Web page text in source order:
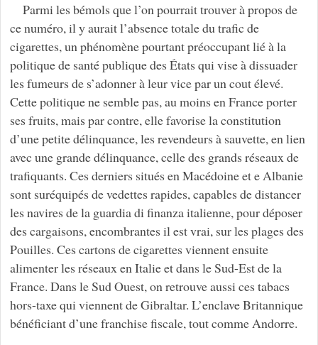
Parmi les bémols que l’on pourrait trouver à propos de
ce numéro, il y aurait l’absence totale du trafic de
cigarettes, un phénomène pourtant préoccupant lié à la
politique de santé publique des États qui vise à dissuader
les fumeurs de s’adonner à leur vice par un cout élevé.
Cette politique ne semble pas, au moins en France porter
ses fruits, mais par contre, elle favorise la constitution
d’une petite délinquance, les revendeurs à sauvette, en lien
avec une grande délinquance, celle des grands réseaux de
trafiquants. Ces derniers situés en Macédoine et e Albanie
sont suréquipés de vedettes rapides, capables de distancer
les navires de la guardia di finanza italienne, pour déposer
des cargaisons, encombrantes il est vrai, sur les plages des
Pouilles. Ces cartons de cigarettes viennent ensuite
alimenter les réseaux en Italie et dans le Sud-Est de la
France. Dans le Sud Ouest, on retrouve aussi ces tabacs
hors-taxe qui viennent de Gibraltar. L’enclave Britannique
bénéficiant d’une franchise fiscale, tout comme Andorre.